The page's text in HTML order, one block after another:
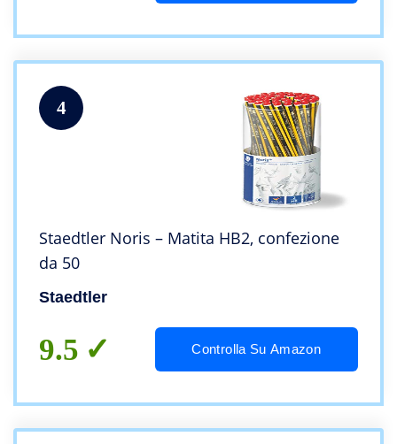
4
Staedtler Noris – Matita HB2, confezione
da 50
Staedtler
9.5 Controlla Su Amazon